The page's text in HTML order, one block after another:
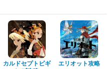
カルドセプトビギ
エリオット攻略